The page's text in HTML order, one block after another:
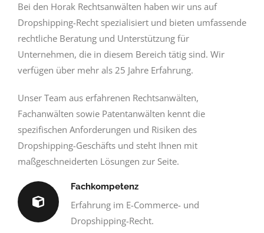
Bei den Horak Rechtsanwälten haben wir uns auf
Dropshipping-Recht spezialisiert und bieten umfassende
rechtliche Beratung und Unterstützung für
Unternehmen, die in diesem Bereich tätig sind. Wir
verfügen über mehr als 25 Jahre Erfahrung.
Unser Team aus erfahrenen Rechtsanwälten,
Fachanwälten sowie Patentanwälten kennt die
spezifischen Anforderungen und Risiken des
Dropshipping-Geschäfts und steht Ihnen mit
maßgeschneiderten Lösungen zur Seite.
Fachkompetenz
Erfahrung im E-Commerce- und
Dropshipping-Recht.